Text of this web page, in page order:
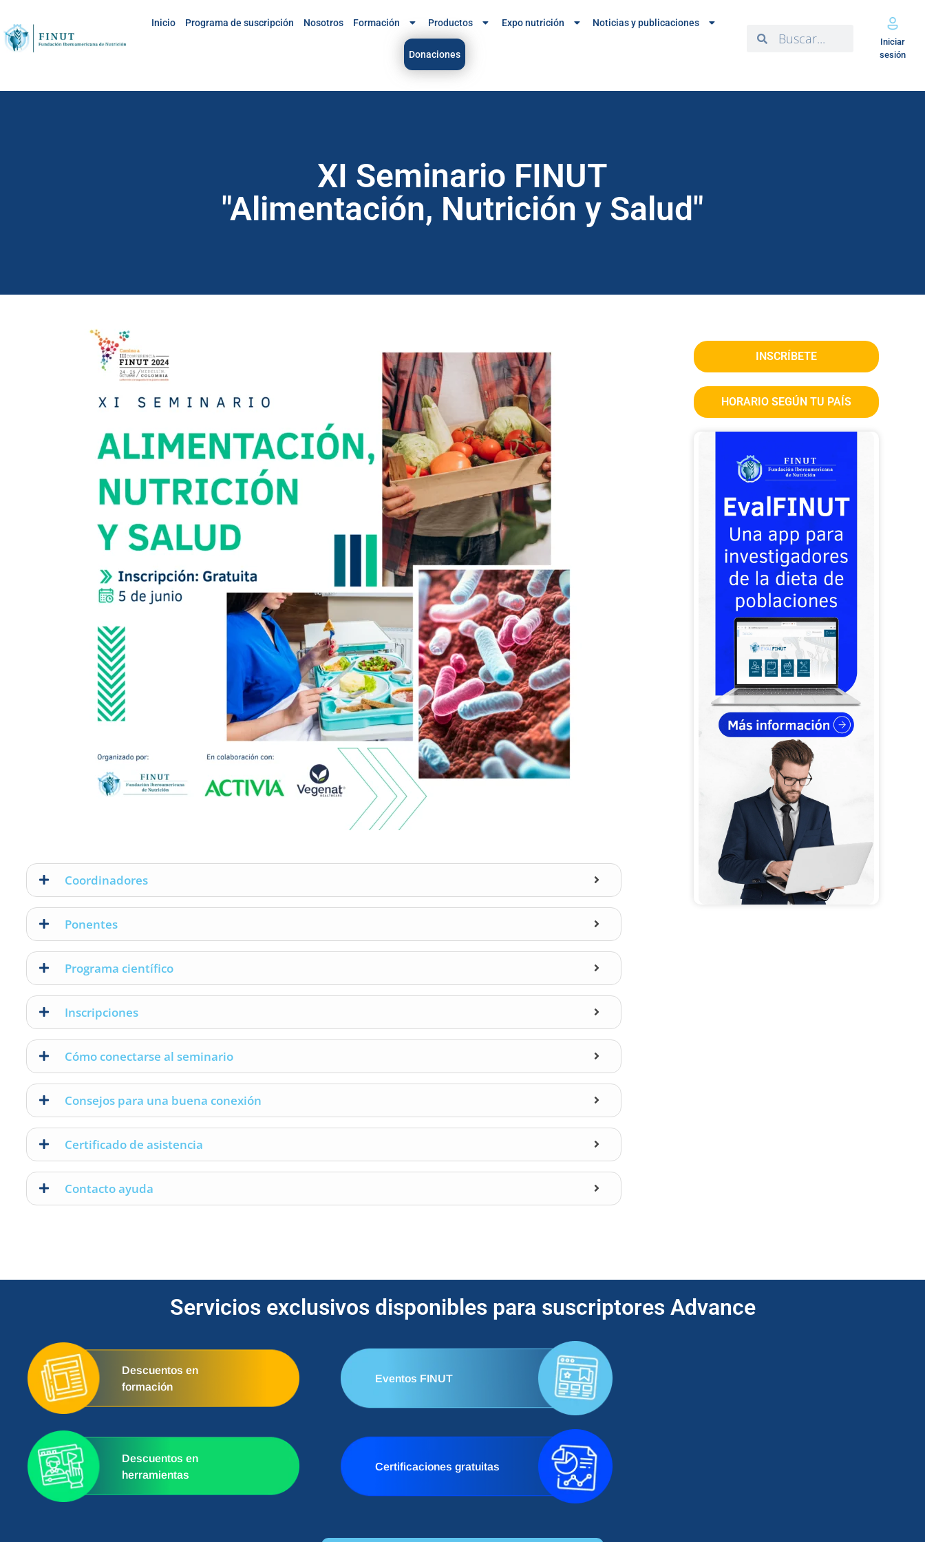
Inicio Programa de suscripción Nosotros Formación Productos Expo nutrición Noticias y publicaciones
Donaciones
Iniciar
sesión
XI Seminario FINUT
"Alimentación, Nutrición y Salud"
Coordinadores
Ponentes
Programa científico
Inscripciones
Cómo conectarse al seminario
Consejos para una buena conexión
Certificado de asistencia
Contacto ayuda
INSCRÍBETE
HORARIO SEGÚN TU PAÍS
Servicios exclusivos disponibles para suscriptores Advance
Descuentos en
formación
Eventos FINUT
Descuentos en
herramientas
Certificaciones gratuitas